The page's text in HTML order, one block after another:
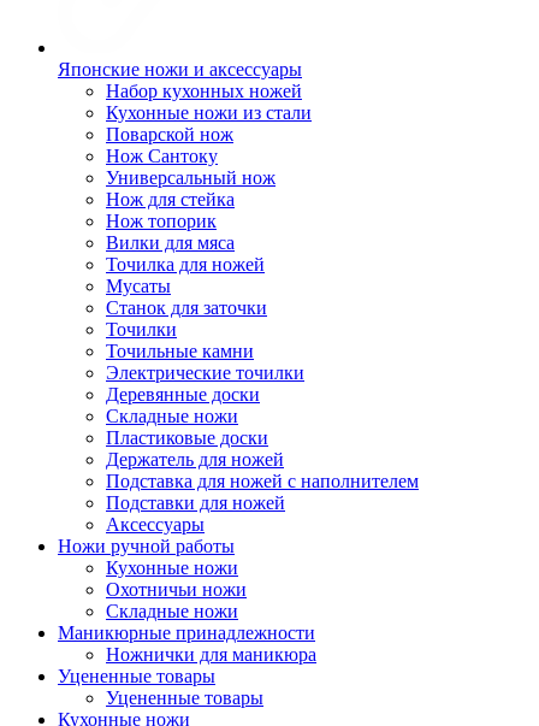
Японские ножи и аксессуары
Набор кухонных ножей
Кухонные ножи из стали
Поварской нож
Нож Сантоку
Универсальный нож
Нож для стейка
Нож топорик
Вилки для мяса
Точилка для ножей
Мусаты
Станок для заточки
Точилки
Точильные камни
Электрические точилки
Деревянные доски
Складные ножи
Пластиковые доски
Держатель для ножей
Подставка для ножей с наполнителем
Подставки для ножей
Аксессуары
Ножи ручной работы
Кухонные ножи
Охотничьи ножи
Складные ножи
Маникюрные принадлежности
Ножнички для маникюра
Уцененные товары
Уцененные товары
Кухонные ножи